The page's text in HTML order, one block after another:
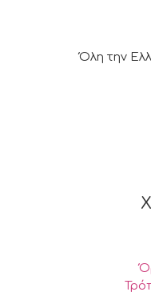
Όλη την